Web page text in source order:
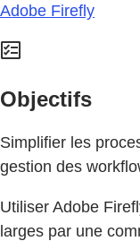
Adobe Firefly
Objectifs
Simplifier les
gestion des
Utiliser Adobe
larges par une